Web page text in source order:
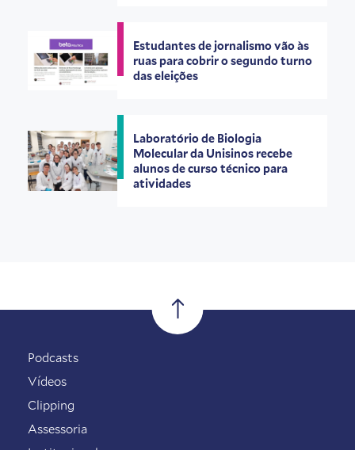
Estudantes de jornalismo vão às
ruas para cobrir o segundo turno
das eleições
Laboratório de Biologia
Molecular da Unisinos recebe
alunos de curso técnico para
atividades
Podcasts
Vídeos
Clipping
Assessoria